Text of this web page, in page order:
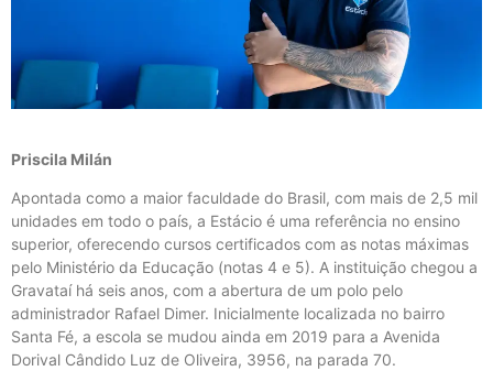
Priscila Milán
Apontada como a maior faculdade do Brasil, com mais de 2,5 mil
unidades em todo o país, a Estácio é uma referência no ensino
superior, oferecendo cursos certificados com as notas máximas
pelo Ministério da Educação (notas 4 e 5). A instituição chegou a
Gravataí há seis anos, com a abertura de um polo pelo
administrador Rafael Dimer. Inicialmente localizada no bairro
Santa Fé, a escola se mudou ainda em 2019 para a Avenida
Dorival Cândido Luz de Oliveira, 3956, na parada 70.